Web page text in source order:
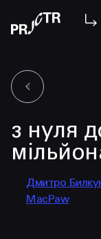
МЕНЮ
у
lezo
з нуля
Дмитро
MacPaw